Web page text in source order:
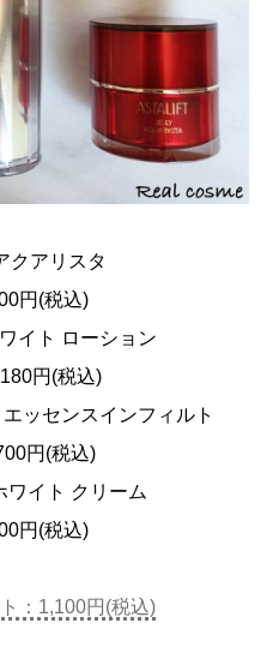
クアリスタ
円(税込)
イト ローション
円(税込)
ッセンスインフィルト
円(税込)
ワイト クリーム
円(税込)
：1,100円(税込)